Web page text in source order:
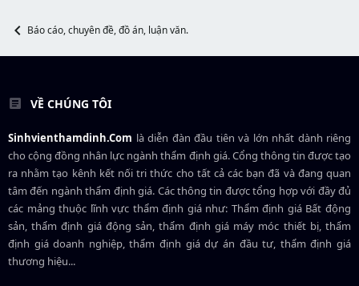
r
Báo cáo, chuyên đề, đồ án, luận văn.
VỀ CHÚNG TÔI
Sinhvienthamdinh.Com là diễn đàn đầu tiên và lớn nhất dành riêng
cho cộng đồng nhân lực ngànhthẩm định giá. Cổng thông tin được tạo
ra nhằm tạo kênh kết nối tri thức cho tất cả các bạn đã và đang quan
tâm đến ngành thẩm định giá. Các thông tin được tổng hợp với đầy đủ
các mảng thuộc lĩnh vực thẩm định giá như: Thẩm định giá Bất động
sản, thẩm định giá động sản, thẩm định giá máy móc thiết bị, thẩm
định giá doanh nghiệp, thẩm định giá dự án đầu tư, thẩm định giá
thương hiệu...